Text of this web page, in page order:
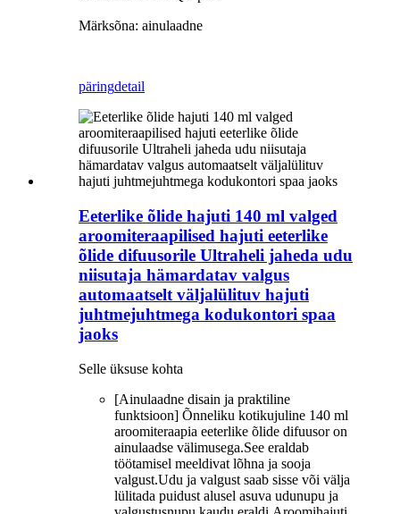
Märksõna: ainulaadne
päringdetail
Eeterlike õlide hajuti 140 ml valged
aroomiteraapilised hajuti eeterlike
õlide difuusorile Ultraheli jaheda udu
niisutaja hämardatav valgus
automaatselt väljalülituv hajuti
juhtmejuhtmega kodukontori spaa
jaoks
Selle üksuse kohta
[Ainulaadne disain ja praktiline
funktsioon] Õnneliku kotikujuline 140 ml
aroomiteraapia eeterlike õlide difuusor on
ainulaadse välimusega.See eraldab
töötamisel meeldivat lõhna ja sooja
valgust.Udu ja valgust saab sisse või välja
lülitada puidust alusel asuva udunupu ja